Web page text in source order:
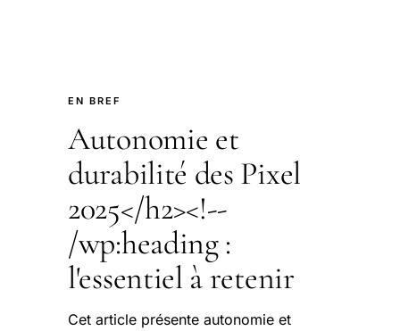
EN BREF
Autonomie et
durabilité des Pixel
2025</h2><!--
/wp:heading :
l'essentiel à retenir
Cet article présente autonomie et